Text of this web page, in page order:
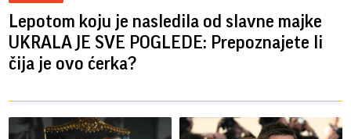
Lepotom koju je nasledila od slavne majke
UKRALA JE SVE POGLEDE: Prepoznajete li
čija je ovo ćerka?